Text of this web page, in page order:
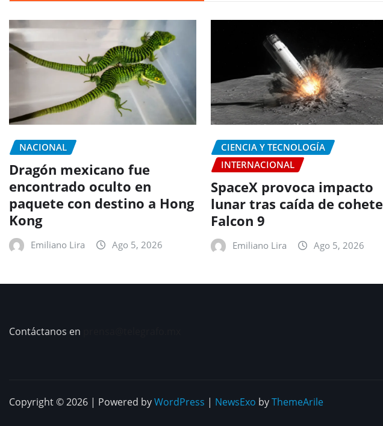
NACIONAL
Dragón mexicano fue
encontrado oculto en
paquete con destino a Hong
Kong
Emiliano Lira Ago 5, 2026
CIENCIA Y TECNOLOGÍA
INTERNACIONAL
SpaceX provoca impacto
lunar tras caída de cohete
Falcon 9
Emiliano Lira Ago 5, 2026
Contáctanos en
Copyright © 2026 | Powered byWordPress | NewsExo byThemeArile